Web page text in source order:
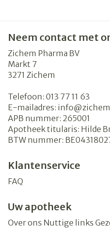
Neem contact met
Zichem Pharma BV
Markt 7
3271 Zichem
Telefoon: 013 77 11 63
E-mailadres: info@
APB nummer: 265001
Apotheek titularis: Hilde
BTW nummer:
Klantenservice
FAQ
Uw apotheek
Over ons Nuttige links